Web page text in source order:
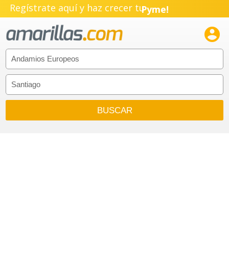
Regístrate aquí y haz crecer tuPyme!
Emprendimiento!
